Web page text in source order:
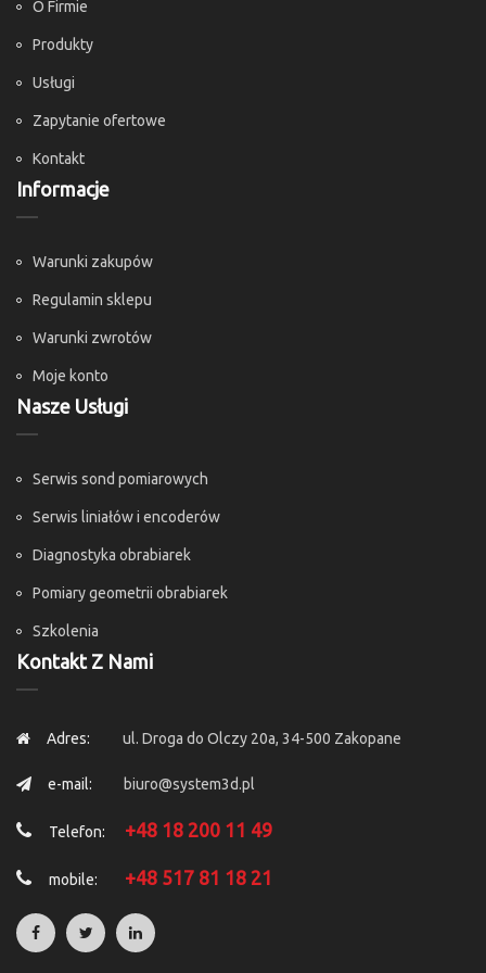
O Firmie
Produkty
Usługi
Zapytanie ofertowe
Kontakt
Informacje
Warunki zakupów
Regulamin sklepu
Warunki zwrotów
Moje konto
Nasze Usługi
Serwis sond pomiarowych
Serwis liniałów i encoderów
Diagnostyka obrabiarek
Pomiary geometrii obrabiarek
Szkolenia
Kontakt Z Nami
Adres: ul. Droga do Olczy 20a, 34-500 Zakopane
e-mail: biuro@system3d.pl
Telefon: +48 18 200 11 49
mobile: +48 517 81 18 21